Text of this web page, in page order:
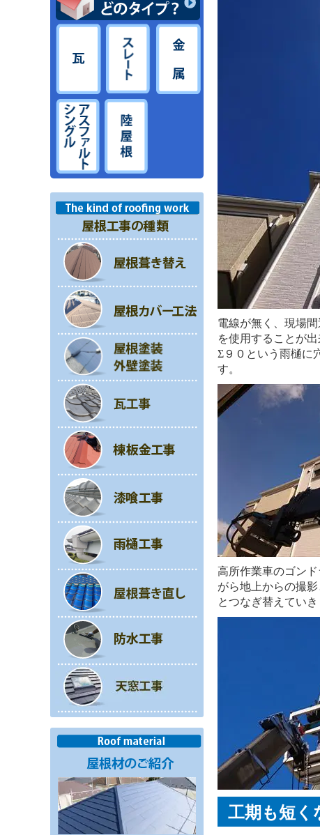
電線が無く、現場
を使用することが
Σ９０という雨樋に
す。
高所作業車のゴン
がら地上からの撮
とつなぎ替えていき
工期も短く